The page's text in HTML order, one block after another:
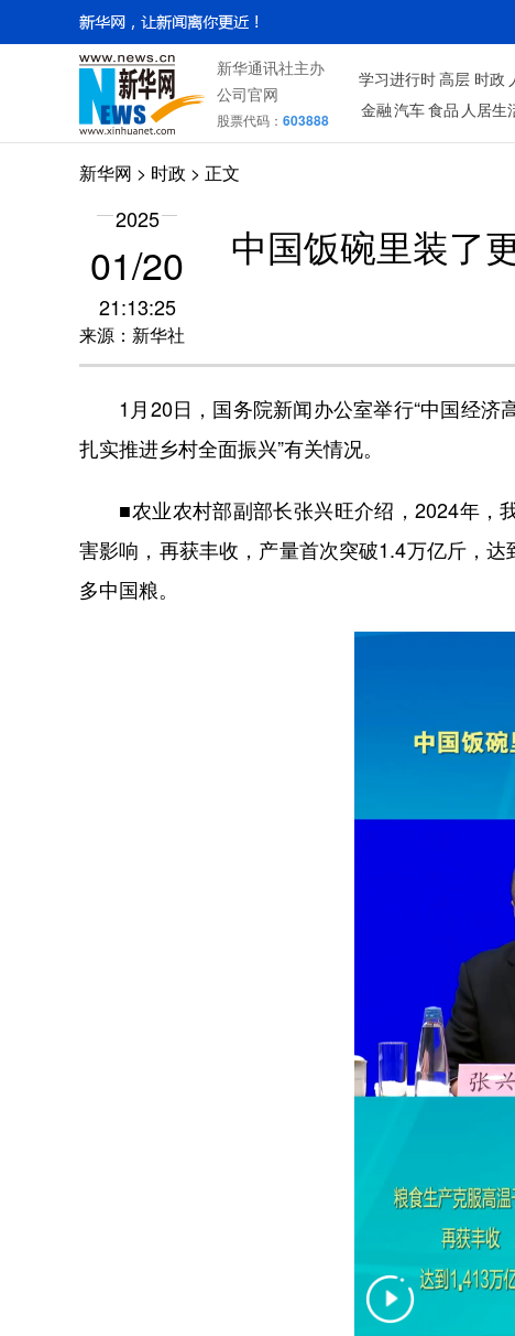
新华通讯社主办
公司官网
股票代码： 603888
学习进行时 高层 时政
金融 汽车 食品 人居生
新华网 > 时政 > 正文
2025
01/20
21:13:25
来源：新华社
中国饭碗里装了
1月20日，国务院新闻办公室举行“中国经济高
扎实推进乡村全面振兴”有关情况。
■农业农村部副部长张兴旺介绍，2024年，
害影响，再获丰收，产量首次突破1.4万亿斤，
多中国粮。